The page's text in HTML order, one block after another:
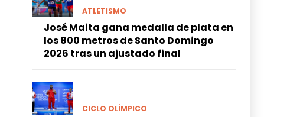
ATLETISMO
José Maita gana medalla de plata en
los 800 metros de Santo Domingo
2026 tras un ajustado final
CICLO OLÍMPICO